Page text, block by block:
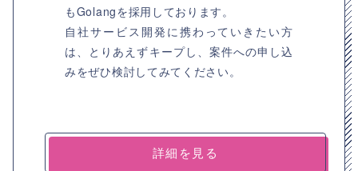
もGolangを採用しております。
自社サービス開発に携わっていきたい方
は、とりあえずキープし、案件への申し込
みをぜひ検討してみてください。
詳細を見る